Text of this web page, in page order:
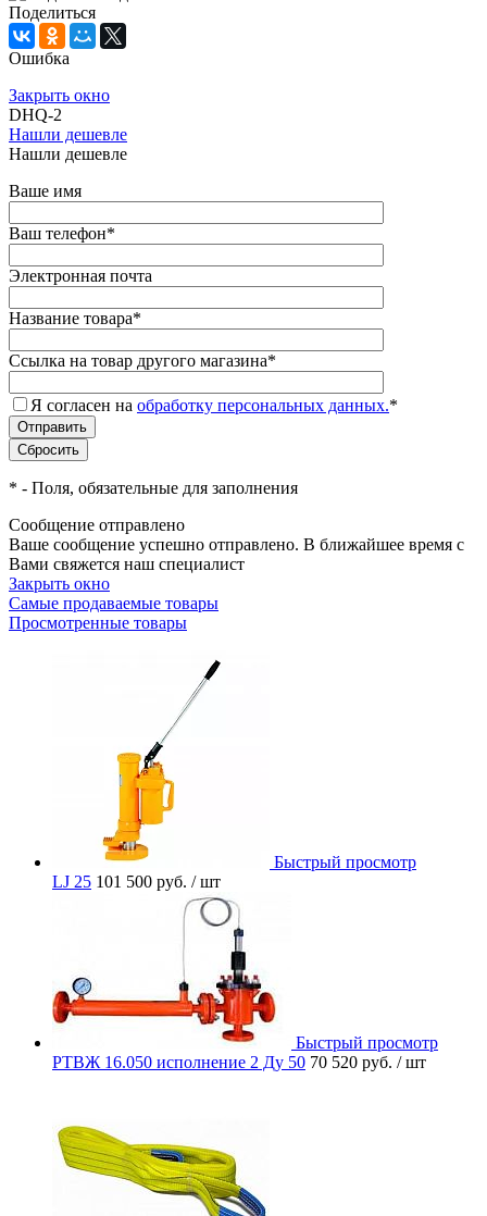
Поделиться
Ошибка
Закрыть окно
DHQ-2
Нашли дешевле
Нашли дешевле
Ваше имя
Ваш телефон*
Электронная почта
Название товара*
Ссылка на товар другого магазина*
Я согласен на обработку персональных данных.*
* - Поля, обязательные для заполнения
Сообщение отправлено
Ваше сообщение успешно отправлено. В ближайшее время с
Вами свяжется наш специалист
Закрыть окно
Самые продаваемые товары
Просмотренные товары
Быстрый просмотр
LJ 25 101 500 руб. / шт
Быстрый просмотр
РТВЖ 16.050 исполнение 2 Ду 50 70 520 руб. / шт